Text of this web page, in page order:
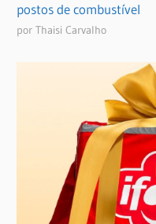
postos de combustível
por Thaisi Carvalho